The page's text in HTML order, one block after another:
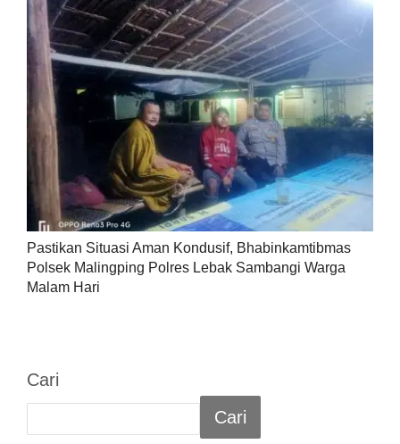
Pastikan Situasi Aman Kondusif, Bhabinkamtibmas
Polsek Malingping Polres Lebak Sambangi Warga
Malam Hari
Cari
Cari